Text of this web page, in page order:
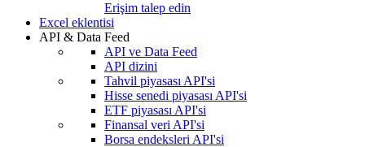
Erişim talep edin
Excel eklentisi
API & Data Feed
API ve Data Feed
API dizini
Tahvil piyasası API'si
Hisse senedi piyasası API'si
ETF piyasası API'si
Finansal veri API'si
Borsa endeksleri API'si